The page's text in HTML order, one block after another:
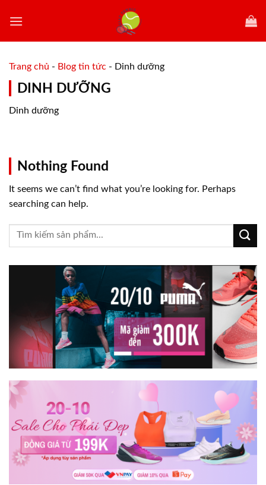
Trang chủ - Blog tin tức - Dinh dưỡng
DINH DƯỠNG
Dinh dưỡng
Nothing Found
It seems we can’t find what you’re looking for. Perhaps
searching can help.